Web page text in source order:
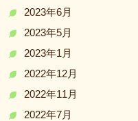
2023年6月
2023年5月
2023年1月
2022年12月
2022年11月
2022年7月